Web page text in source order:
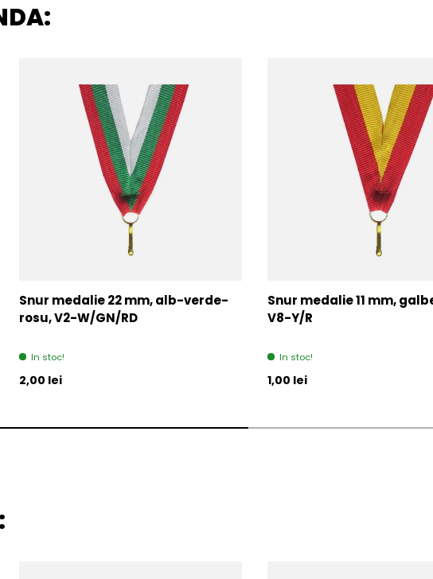
Snur medalie 22 mm, alb-verde-
rosu, V2-W/GN/RD
In stoc!
Pret initial
2,00 lei
Snur medalie 11 mm,
V8-Y/R
In stoc!
Pret initial
1,00 lei